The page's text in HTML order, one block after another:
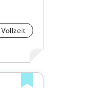
Vollzeit